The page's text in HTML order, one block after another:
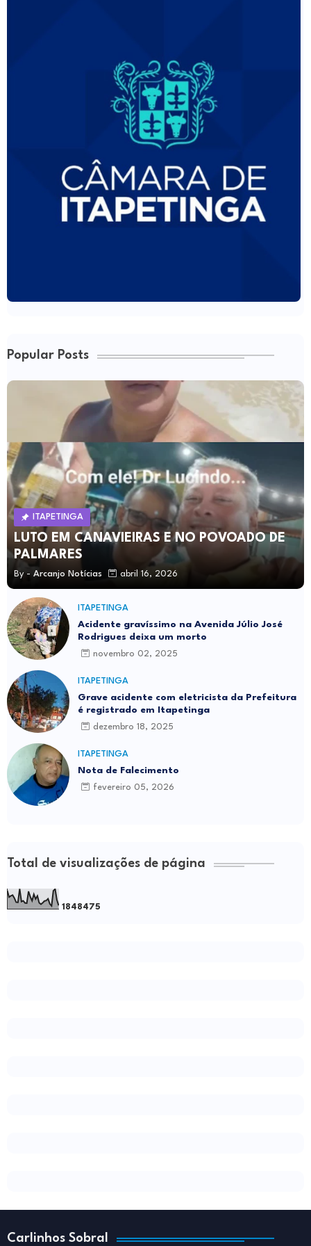
Popular Posts
ITAPETINGA
LUTO EM CANAVIEIRAS E NO POVOADO DE
PALMARES
By - Arcanjo Notícias abril 16, 2026
ITAPETINGA
Acidente gravíssimo na Avenida Júlio José
Rodrigues deixa um morto
novembro 02, 2025
ITAPETINGA
Grave acidente com eletricista da Prefeitura
é registrado em Itapetinga
dezembro 18, 2025
ITAPETINGA
Nota de Falecimento
fevereiro 05, 2026
Total de visualizações de página
1 848475
Carlinhos Sobral